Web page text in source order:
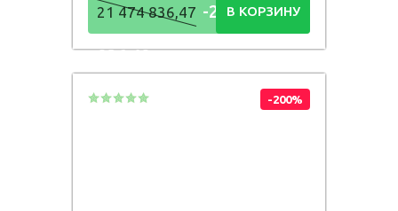
21 474 836,47 -21 474
836,48Р
В КОРЗИНУ
-200%